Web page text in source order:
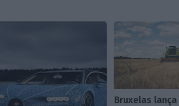
Bruxelas